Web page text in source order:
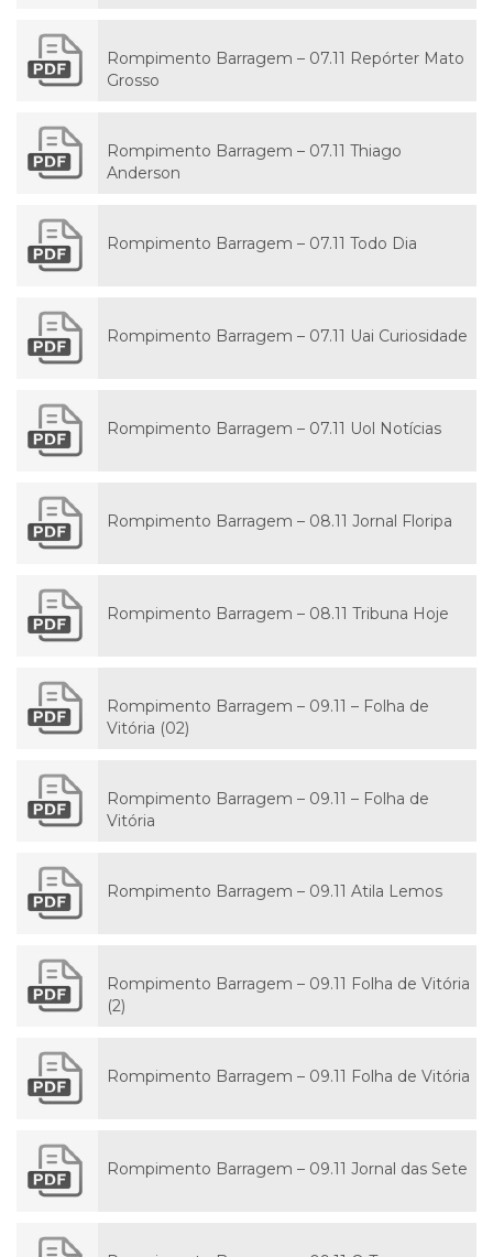
Rompimento Barragem – 07.11 Repórter Mato
Grosso
Rompimento Barragem – 07.11 Thiago
Anderson
Rompimento Barragem – 07.11 Todo Dia
Rompimento Barragem – 07.11 Uai Curiosidade
Rompimento Barragem – 07.11 Uol Notícias
Rompimento Barragem – 08.11 Jornal Floripa
Rompimento Barragem – 08.11 Tribuna Hoje
Rompimento Barragem – 09.11 – Folha de
Vitória (02)
Rompimento Barragem – 09.11 – Folha de
Vitória
Rompimento Barragem – 09.11 Atila Lemos
Rompimento Barragem – 09.11 Folha de Vitória
(2)
Rompimento Barragem – 09.11 Folha de Vitória
Rompimento Barragem – 09.11 Jornal das Sete